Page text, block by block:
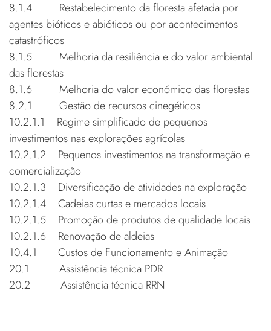
8.1.4 Restabelecimento da floresta afetada por
agentes bióticos e abióticos ou por acontecimentos
catastróficos
8.1.5 Melhoria da resiliência e do valor ambiental
das florestas
8.1.6 Melhoria do valor económico das florestas
8.2.1 Gestão de recursos cinegéticos
10.2.1.1 Regime simplificado de pequenos
investimentos nas explorações agrícolas
10.2.1.2 Pequenos investimentos na transformação e
comercialização
10.2.1.3 Diversificação de atividades na exploração
10.2.1.4 Cadeias curtas e mercados locais
10.2.1.5 Promoção de produtos de qualidade locais
10.2.1.6 Renovação de aldeias
10.4.1 Custos de Funcionamento e Animação
20.1 Assistência técnica PDR
20.2 Assistência técnica RRN